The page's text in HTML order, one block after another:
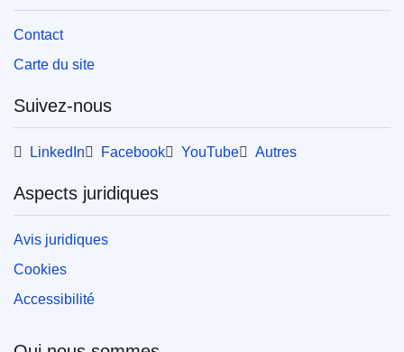
Contact
Carte du site
Suivez-nous
LinkedIn Facebook YouTube Autres
Aspects juridiques
Avis juridiques
Cookies
Accessibilité